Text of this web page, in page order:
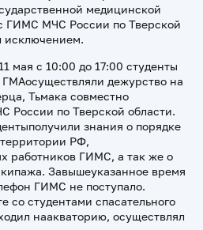
медицинской
ГИМС МЧС России по Тверской
исключением.
мая с 10:00 до 17:00 студенты
дежурство на
Тьмака совместно
России по Тверской области.
знания о порядке
РФ,
работников ГИМС, а так же о
Завышеуказанное время
ГИМС не поступало.
со студентами спасательного
наакваторию, осуществлял